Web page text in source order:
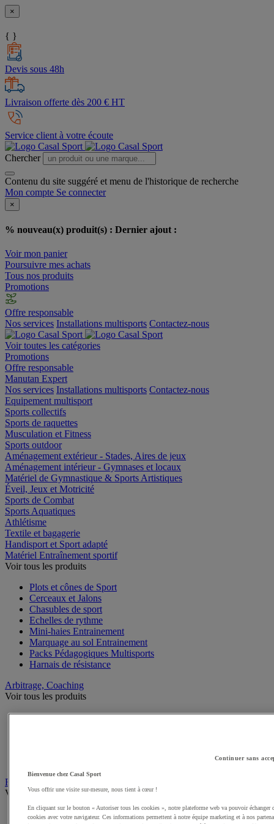
×
{ }
Devis sous 48h
Livraison offerte dès 200 € HT
Service client à votre écoute
Chercher
Contenu du site suggéré et menu de l'historique de recherche
Mon compte Se connecter
×
% nouveau(x) produit(s) : Dernier ajout :
Voir mon panier
Poursuivre mes achats
Tous nos produits
Promotions
Offre responsable
Nos services Installations multisports Contactez-nous
Voir toutes les catégories
Promotions
Offre responsable
Manutan Expert
Nos services Installations multisports Contactez-nous
Equipement multisport
Sports collectifs
Sports de raquettes
Musculation et Fitness
Sports outdoor
Aménagement extérieur - Stades, Aires de jeux
Aménagement intérieur - Gymnases et locaux
Matériel de Gymnastique & Sports Artistiques
Éveil, Jeux et Motricité
Sports de Combat
Sports Aquatiques
Athlétisme
Textile et bagagerie
Handisport et Sport adapté
Matériel Entraînement sportif
Voir tous les produits
Plots et cônes de Sport
Cerceaux et Jalons
Chasubles de sport
Echelles de rythme
Mini-haies Entrainement
Marquage au sol Entrainement
Packs Pédagogiques Multisports
Harnais de résistance
Arbitrage, Coaching
Voir tous les produits
Sifflets
Récompenses sportives
Voir tous les produits
Coupes et trophées sportifs
Continuer sans
Bienvenue chez Casal Sport
Vous offrir une visite sur-mesure, nous tient à cœur !
En cliquant sur le bouton « Autoriser tous les cookies », notre plateforme web va pouvoir échanger
cookies avec votre navigateur. Ces informations permettent à notre équipe marketing et à nos